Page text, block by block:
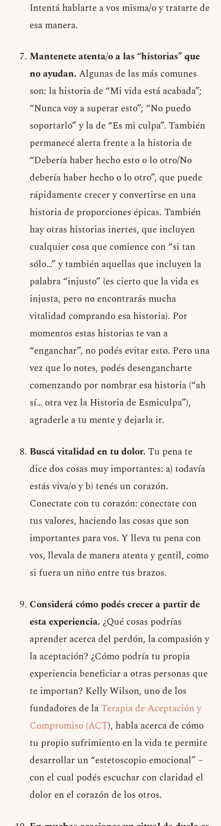
Intentá hablarte a vos misma/o y tratarte de
esa manera.
Mantenete atenta/o a las “historias” que
no ayudan. Algunas de las más comunes
son: la historia de “Mi vida está acabada”;
“Nunca voy a superar esto”; “No puedo
soportarlo” y la de “Es mi culpa”. También
permanecé alerta frente a la historia de
“Debería haber hecho esto o lo otro/No
debería haber hecho o lo otro”, que puede
rápidamente crecer y convertirse en una
historia de proporciones épicas. También
hay otras historias inertes, que incluyen
cualquier cosa que comience con “si tan
sólo…” y también aquellas que incluyen la
palabra “injusto” (es cierto que la vida es
injusta, pero no encontrarás mucha
vitalidad comprando esa historia). Por
momentos estas historias te van a
“enganchar”, no podés evitar esto. Pero una
vez que lo notes, podés desengancharte
comenzando por nombrar esa historia (“ah
sí… otra vez la Historia de Esmiculpa”),
agraderle a tu mente y dejarla ir.
Buscá vitalidad en tu dolor. Tu pena te
dice dos cosas muy importantes: a) todavía
estás viva/o y b) tenés un corazón.
Conectate con tu corazón: conectate con
tus valores, haciendo las cosas que son
importantes para vos. Y lleva tu pena con
vos, llevala de manera atenta y gentil, como
si fuera un niño entre tus brazos.
Considerá cómo podés crecer a partir de
esta experiencia. ¿Qué cosas podrías
aprender acerca del perdón, la compasión y
la aceptación? ¿Cómo podría tu propia
experiencia beneficiar a otras personas que
te importan? Kelly Wilson, uno de los
fundadores de la Terapia de Aceptación y
Compromiso (ACT), habla acerca de cómo
tu propio sufrimiento en la vida te permite
desarrollar un “estetoscopio emocional” –
con el cual podés escuchar con claridad el
dolor en el corazón de los otros.